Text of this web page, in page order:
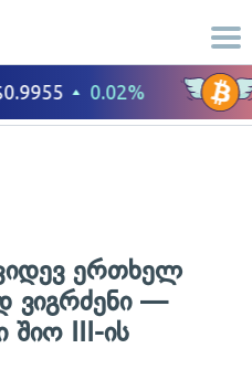
კიდევ ერთხელ
ვიგრძენი —
შიო III-ის